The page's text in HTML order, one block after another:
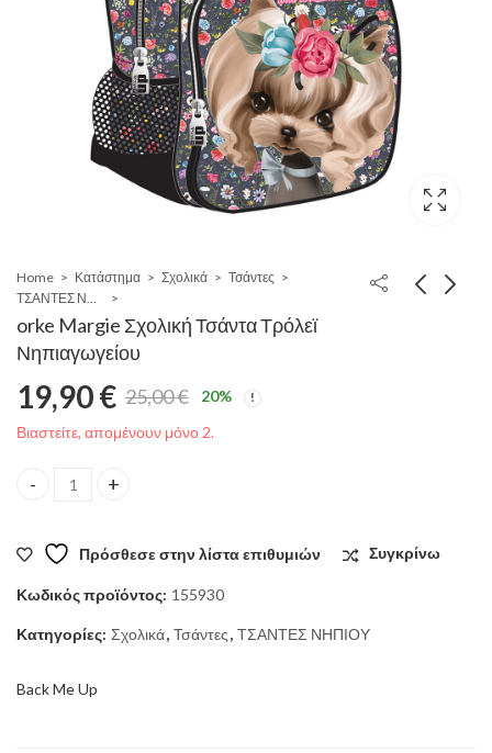
Home Κατάστημα Σχολικά
Τσάντες
ΤΣΑΝΤΕΣ ΝΗΠΙΟΥ
orke Margie Σχολική Τσάντα Τρόλεϊ
Νηπιαγωγείου
25,00€
Original
25,00 €.
19,90€
Η
είναι:
19,90 €.
20%
Βιαστείτε, απομένουν μόνο 2.
orke Margie Σχολική Τσάντα Τρόλεϊ Νηπιαγωγείου quantity
Πρόσθεσε στην λίστα επιθυμιών Συγκρίνω
Κωδικός προϊόντος: 155930
Κατηγορίες: Σχολικά, Τσάντες, ΤΣΑΝΤΕΣ ΝΗΠΙΟΥ
Back Me Up